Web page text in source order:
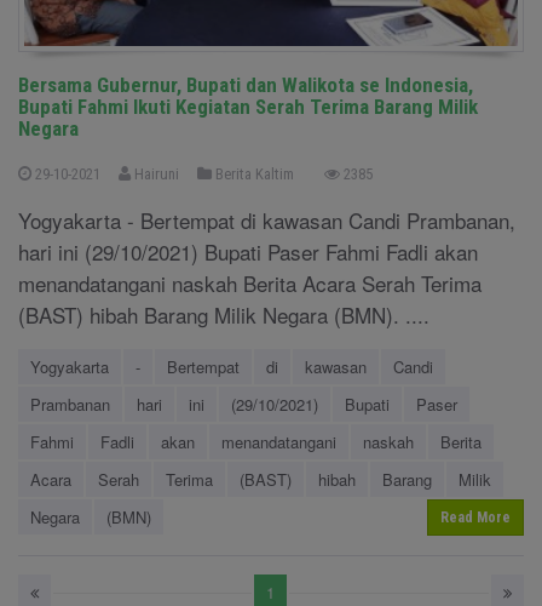
Bersama Gubernur, Bupati dan Walikota se Indonesia,
Bupati Fahmi Ikuti Kegiatan Serah Terima Barang Milik
Negara
29-10-2021 Hairuni Berita Kaltim 2385
Yogyakarta - Bertempat di kawasan Candi Prambanan,
hari ini (29/10/2021) Bupati Paser Fahmi Fadli akan
menandatangani naskah Berita Acara Serah Terima
(BAST) hibah Barang Milik Negara (BMN). ....
Yogyakarta - Bertempat di kawasan
Candi
Prambanan
hari ini (29/10/2021) Bupati
Paser
Fahmi
Fadli akan menandatangani naskah
Berita
Acara
Serah Terima (BAST) hibah Barang
Milik
Negara
(BMN) Read More
1